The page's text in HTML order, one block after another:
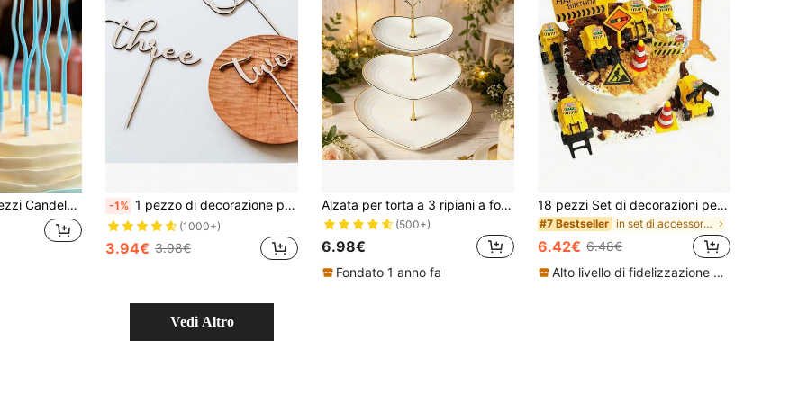
blu a forma di macaron curve -1% 1 pezzo di decorazione per torta di compleanno con numeri da 1/2/3/4/6/7/8/9
(1000+)
3.94€ 3.98€
Alzata per torta a 3 ripiani a forma di cuore, creativa, per matrimoni, feste di compleanno, alzata per dolci, dessert e spuntino per il tè pomeridiano
(500+)
6.98€
Fondato 1 anno fa
18 pezzi Set di decorazioni per torta a tema costruzione, inclusi escavatore, gru a torre, decorazioni per cupcake, segnali stradali e segnali di traffico, adatto per feste di compleanno, ideale per decorare torte di compleanno a tema automobilistico
#7 Bestseller in set di accessori per feste Decorazioni per tort
6.42€ 6.48€
Alto livello di fidelizzazione dei clienti
Vedi Altro